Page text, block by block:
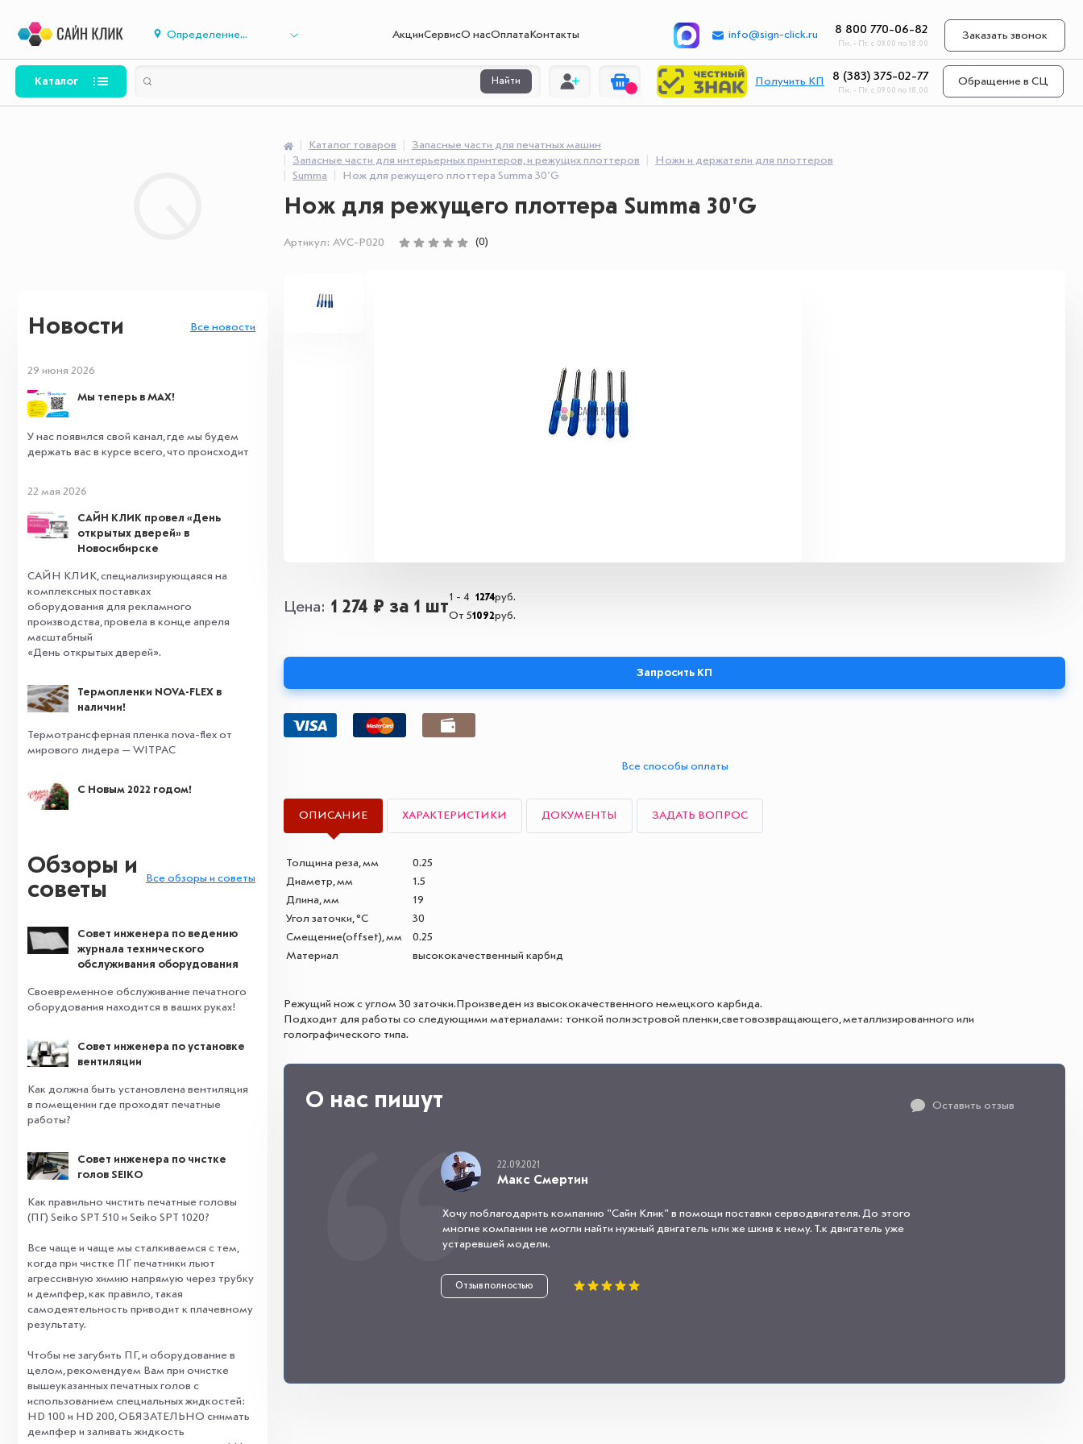
Определение... АкцииСервисО насОплата Контакты info@sign-click.ru 8 800 770-06-82
Пн. - Пт. с 09.00 по 18.00
Заказать звонок
Каталог Найти Получить КП 8 (383) 375-02-77
Пн. - Пт. с 09.00 по 18.00
Обращение в СЦ
Новости Все новости
29 июня 2026
Мы теперь в MAX!
У нас появился свой канал, где мы будем
держать вас в курсе всего, что происходит
22 мая 2026
САЙН КЛИК провел «День
открытых дверей» в
Новосибирске
САЙН КЛИК, специализирующаяся на
комплексных поставках
оборудования для рекламного
производства, провела в конце апреля
масштабный
«День открытых дверей».
Термопленки NOVA-FLEX в
наличии!
Термотрансферная пленка nova-flex от
мирового лидера — WITPAC
С Новым 2022 годом!
Обзоры и
советы
Все обзоры и советы
Совет инженера по ведению
журнала технического
обслуживания оборудования
Своевременное обслуживание печатного
оборудования находится в ваших руках!
Совет инженера по установке
вентиляции
Как должна быть установлена вентиляция
в помещении где проходят печатные
работы?
Совет инженера по чистке
голов SEIKO
Как правильно чистить печатные головы
(ПГ) Seiko SPT 510 и Seiko SPT 1020?
Все чаще и чаще мы сталкиваемся с тем,
когда при чистке ПГ печатники льют
агрессивную химию напрямую через трубку
и демпфер, как правило, такая
самодеятельность приводит к плачевному
результату.
Чтобы не загубить ПГ, и оборудование в
целом, рекомендуем Вам при очистке
вышеуказанных печатных голов с
использованием специальных жидкостей:
HD 100 и HD 200, ОБЯЗАТЕЛЬНО снимать
демпфер и заливать жидкость
Каталог товаров
Запасные части для печатных машин
Запасные части для интерьерных принтеров, и режущих плоттеров
Ножи и держатели для плоттеров
Summa
Нож для режущего плоттера Summa 30'G
Нож для режущего плоттера Summa 30'G
Артикул: AVC-P020 (0)
Цена 1 274 ₽ за 1 шт
1 - 4 1274руб.
От 51092руб.
Запросить КП
Все способы оплаты
ОПИСАНИЕ ХАРАКТЕРИСТИКИ ДОКУМЕНТЫ ЗАДАТЬ ВОПРОС
Толщина реза, мм
0.25
Диаметр, мм
1.5
Длина, мм
19
Угол заточки, °С
30
Смещение(offset), мм
0.25
Материал
высококачественный карбид
Режущий нож с углом 30 заточки.Произведен из высококачественного немецкого карбида.
Подходит для работы со следующими материалами: тонкой полиэстровой пленки,световозвращающего, металлизированного или
голографического типа.
О нас пишут Оставить отзыв
22.09.2021
Макс Смертин
Хочу поблагодарить компанию "Сайн Клик" в помощи поставки серводвигателя. До этого
многие компании не могли найти нужный двигатель или же шкив к нему. Т.к двигатель уже
устаревшей модели.
Отзыв полностью